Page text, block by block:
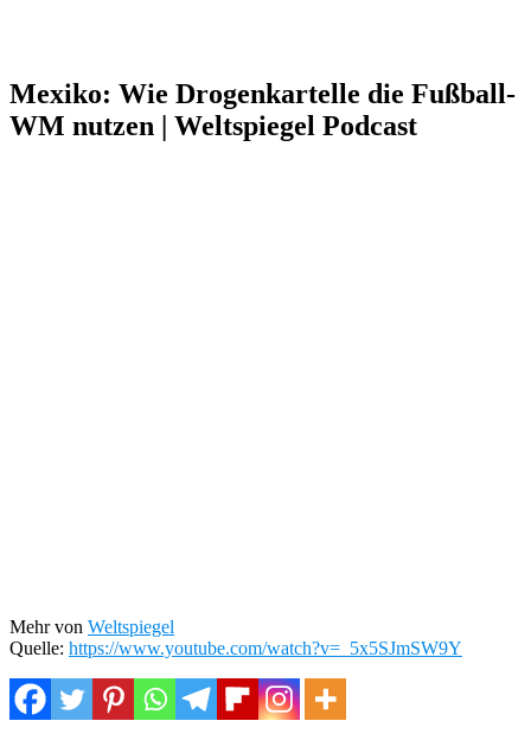
Mexiko: Wie Drogenkartelle die Fußball-
WM nutzen | Weltspiegel Podcast
Mehr von Weltspiegel
Quelle: https://www.youtube.com/watch?v=_5x5SJmSW9Y